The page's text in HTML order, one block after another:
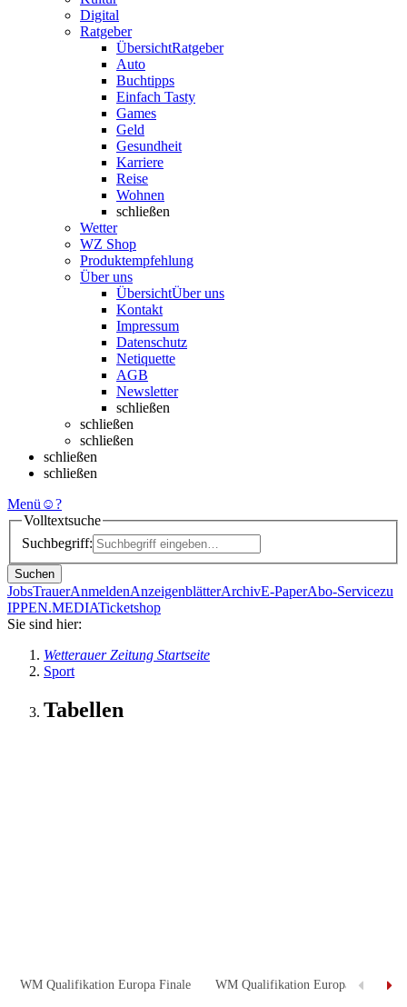
Digital
Ratgeber
ÜbersichtRatgeber
Auto
Buchtipps
Einfach Tasty
Games
Geld
Gesundheit
Karriere
Reise
Wohnen
schließen
Wetter
WZ Shop
Produktempfehlung
Über uns
ÜbersichtÜber uns
Kontakt
Impressum
Datenschutz
Netiquette
AGB
Newsletter
schließen
schließen
schließen
schließen
schließen
Menü ☺?
Volltextsuche
Suchbegriff:
Suchen
JobsTrauerAnmeldenAnzeigenblätterArchivE-PaperAbo-Servicezu
IPPEN.MEDIATicketshop
Sie sind hier:
Wetterauer Zeitung Startseite
Sport
Tabellen
WM Qualifikation Europa Finale WM Qualifikation Europa Halbfinale